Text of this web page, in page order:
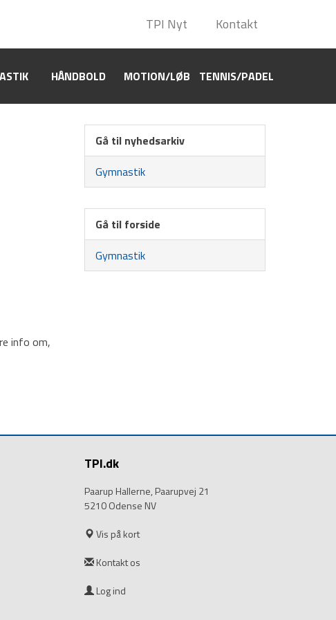
TPI Nyt Kontakt
HÅNDBOLD MOTION/LØB TENNIS/PADEL
TPI Nyt Kontakt
HÅNDBOLD MOTION/LØB TENNIS/PADEL
info om,
Gå til nyhedsarkiv
Gymnastik
Gå til forside
Gymnastik
TPI.dk
Paarup Hallerne, Paarupvej 21
5210 Odense NV
Vis på kort
Kontakt os
Log ind